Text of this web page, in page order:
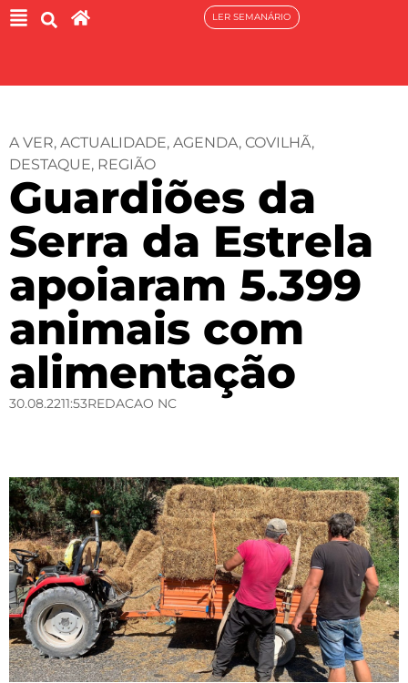
LER SEMANÁRIO
A VER, ACTUALIDADE, AGENDA, COVILHÃ,
DESTAQUE, REGIÃO
Guardiões da
Serra da Estrela
apoiaram 5.399
animais com
alimentação
30.08.2211:53REDACAO NC